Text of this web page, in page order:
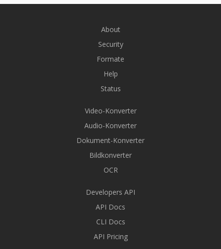
About
Security
Formate
Help
Status
Video-Konverter
Audio-Konverter
Dokument-Konverter
Bildkonverter
OCR
Developers API
API Docs
CLI Docs
API Pricing